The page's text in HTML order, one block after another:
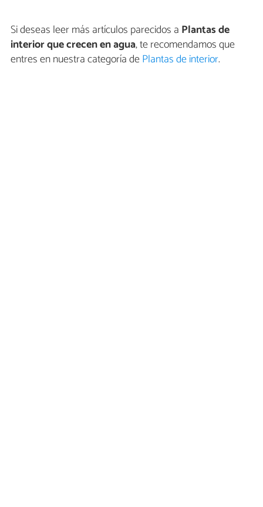
Si deseas leer más artículos parecidos a Plantas de
interior que crecen en agua, te recomendamos que
entres en nuestra categoría dePlantas de interior.